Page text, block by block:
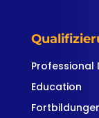
Professional
Education